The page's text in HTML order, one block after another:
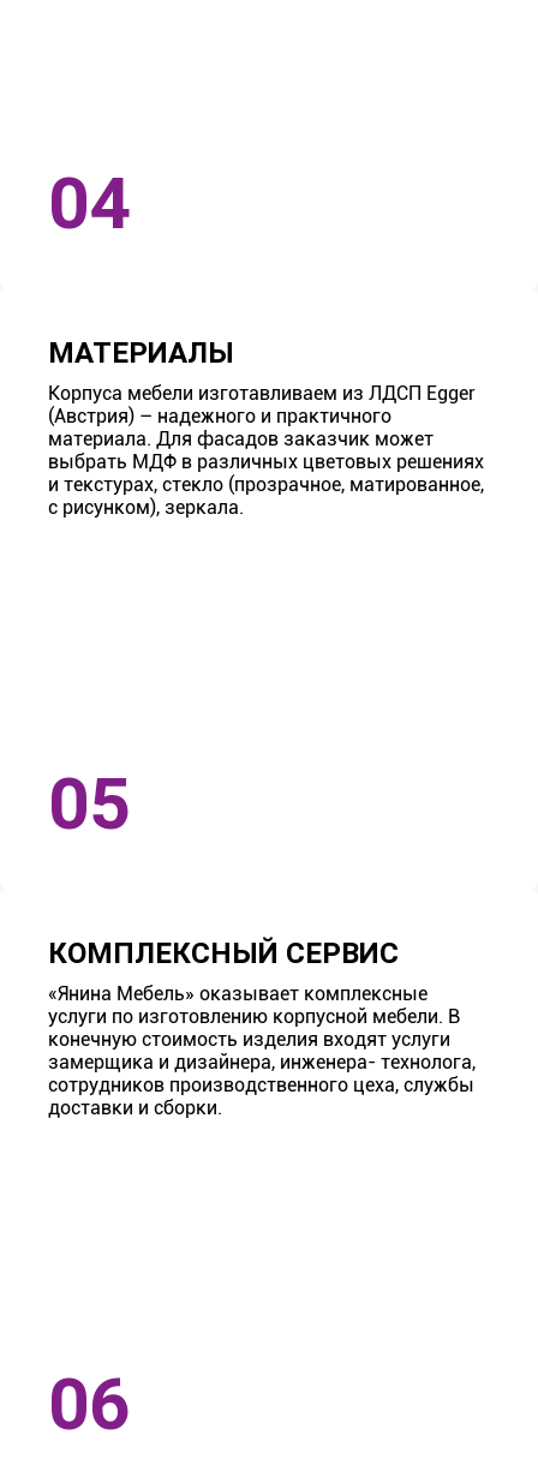
МАТЕРИАЛЫ
Корпуса мебели изготавливаем из ЛДСП Egger
(Австрия) – надежного и практичного
материала. Для фасадов заказчик может
выбрать МДФ в различных цветовых решениях
и текстурах, стекло (прозрачное, матированное,
с рисунком), зеркала.
КОМПЛЕКСНЫЙ СЕРВИС
«Янина Мебель» оказывает комплексные
услуги по изготовлению корпусной мебели. В
конечную стоимость изделия входят услуги
замерщика и дизайнера, инженера- технолога,
сотрудников производственного цеха, службы
доставки и сборки.